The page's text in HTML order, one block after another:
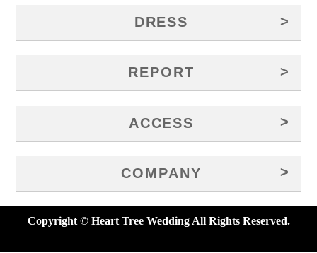
DRESS >
REPORT >
ACCESS >
COMPANY >
Copyright © Heart Tree Wedding All Rights Reserved.